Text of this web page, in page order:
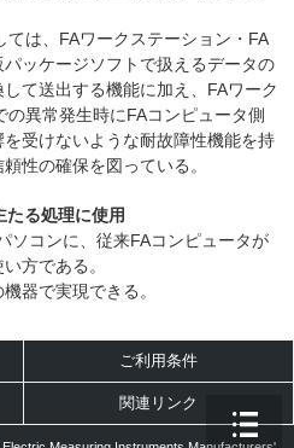
は、FAワークステーション・FA
ッケージソフトで扱えるデータの
て送出する機能に加え、FAワーク
の異常発生時にFAコンピュータ側
受けないような耐故障性機能を持
性の確保を図っている。
たる処理に使用
ソコンに、従来FAコンピュータが
方である。
器で実現できる。
ご利用条件
関連リンク